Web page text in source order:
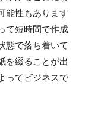
能性もあります
て短時間で作成
態で落ち着いて
を綴ることが出
ってビジネスで